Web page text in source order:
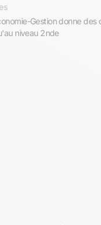
Gestion donne des
niveau 2nde